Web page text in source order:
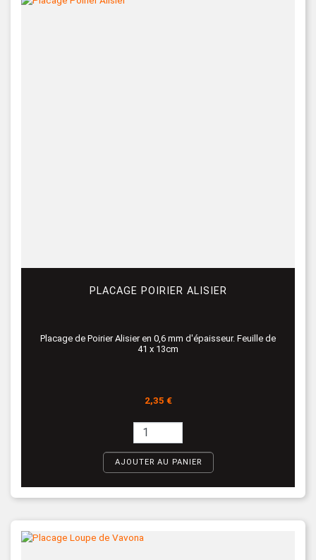
PLACAGE POIRIER ALISIER
Placage de Poirier Alisier en 0,6 mm d'épaisseur. Feuille de
41 x 13cm
Prix
2,35 €
AJOUTER AU PANIER